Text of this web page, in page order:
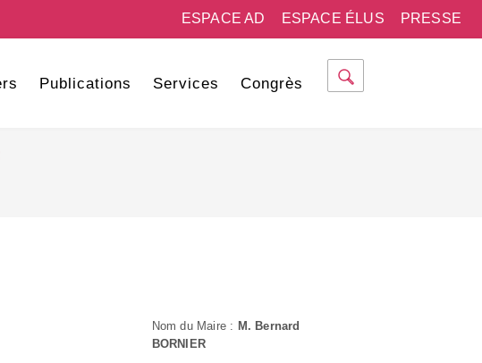
PRESSE
ESPACE ÉLUS
ESPACE AD
Publications Services Congrès
Nom du Maire : M. Bernard
BORNIER